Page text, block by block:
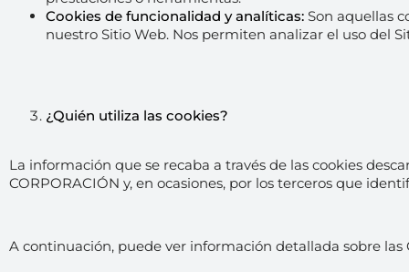
Cookies de funcionalidad y analíticas: Son aquellas
nuestro Sitio Web. Nos permiten analizar el uso del
¿Quién utiliza las cookies?
La información que se recaba a través de las cookies
CORPORACIÓN y, en ocasiones, por los terceros que
A continuación, puede ver información detallada sobre